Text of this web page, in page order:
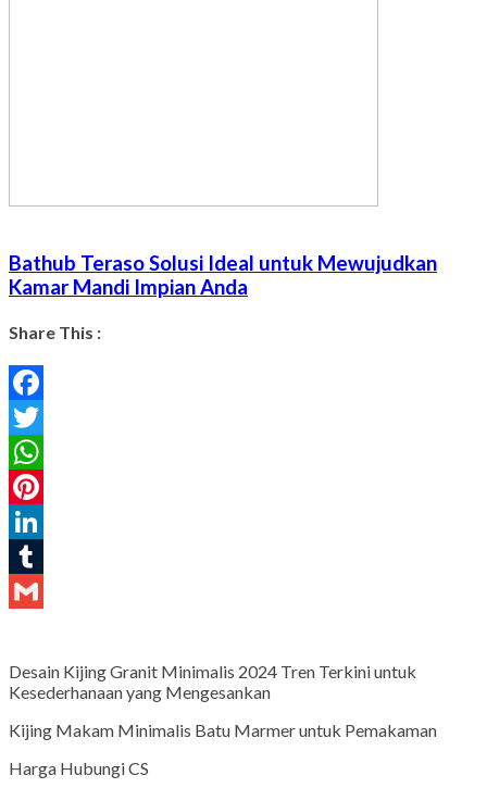
Bathub Teraso Solusi Ideal untuk Mewujudkan
Kamar Mandi Impian Anda
Share This :
Facebook
Twitter
WhatsApp
Pinterest
LinkedIn
Tumblr
Desain Kijing Granit Minimalis 2024 Tren Terkini untuk
Kesederhanaan yang Mengesankan
Kijing Makam Minimalis Batu Marmer untuk Pemakaman
Harga Hubungi CS